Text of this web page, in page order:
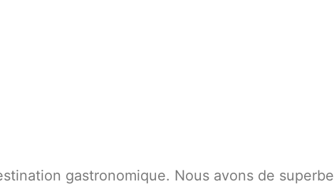
gastronomique. Nous avons de